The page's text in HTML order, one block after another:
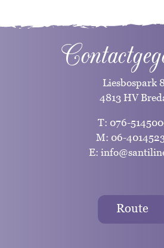
Liesbospark
4813 HV
T: 076-
M: 06-
E:
Route